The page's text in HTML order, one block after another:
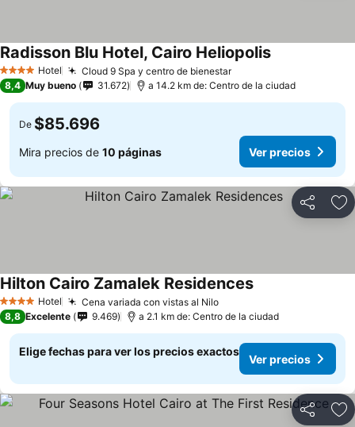
4 EstrellasHotel Cloud 9 Spa y centro de bienestar
Radisson Blu Hotel, Cairo Heliopolis
8,4 Muy bueno 31.672 a 14.2 km de: Centro de la ciudad
De $85.696
Mira precios de 10 páginas Ver precios
Compartir
4 EstrellasHotel Cena variada con vistas al Nilo
Hilton Cairo Zamalek Residences
8,8 Excelente 9.469 a 2.1 km de: Centro de la ciudad
Elige fechas para ver los precios exactos
Ver precios
Compartir